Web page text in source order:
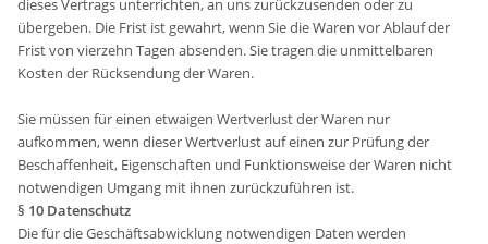
dieses Vertrags unterrichten, an uns zurückzusenden oder zu
übergeben. Die Frist ist gewahrt, wenn Sie die Waren vor Ablauf der
Frist von vierzehn Tagen absenden. Sie tragen die unmittelbaren
Kosten der Rücksendung der Waren.
Sie müssen für einen etwaigen Wertverlust der Waren nur
aufkommen, wenn dieser Wertverlust auf einen zur Prüfung der
Beschaffenheit, Eigenschaften und Funktionsweise der Waren nicht
notwendigen Umgang mit ihnen zurückzuführen ist.
§ 10 Datenschutz
Die für die Geschäftsabwicklung notwendigen Daten werden